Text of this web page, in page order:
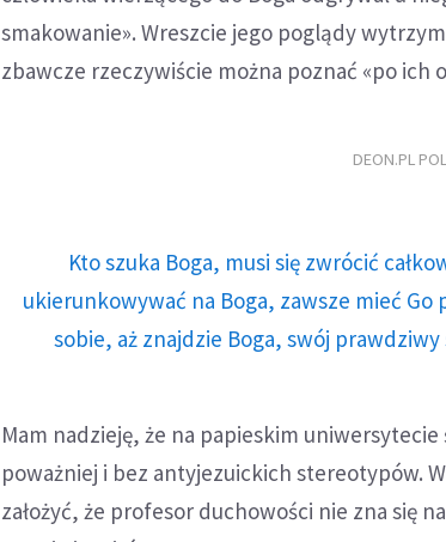
smakowanie». Wreszcie jego poglądy
zbawcze rzeczywiście można poznać «po ich
DEON.PL
Kto szuka Boga, musi się zwrócić
ukierunkowywać na Boga, zawsze mieć
sobie, aż znajdzie Boga, swój
Mam nadzieję, że na papieskim
poważniej i bez antyjezuickich stereotypów.
założyć, że profesor duchowości nie zna się